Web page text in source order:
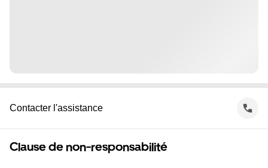
Contacter l'assistance
Clause de non-responsabilité